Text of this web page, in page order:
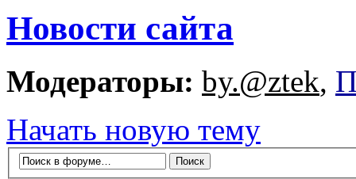
Новости сайта
Модераторы: by.@ztek,
Начать новую тему